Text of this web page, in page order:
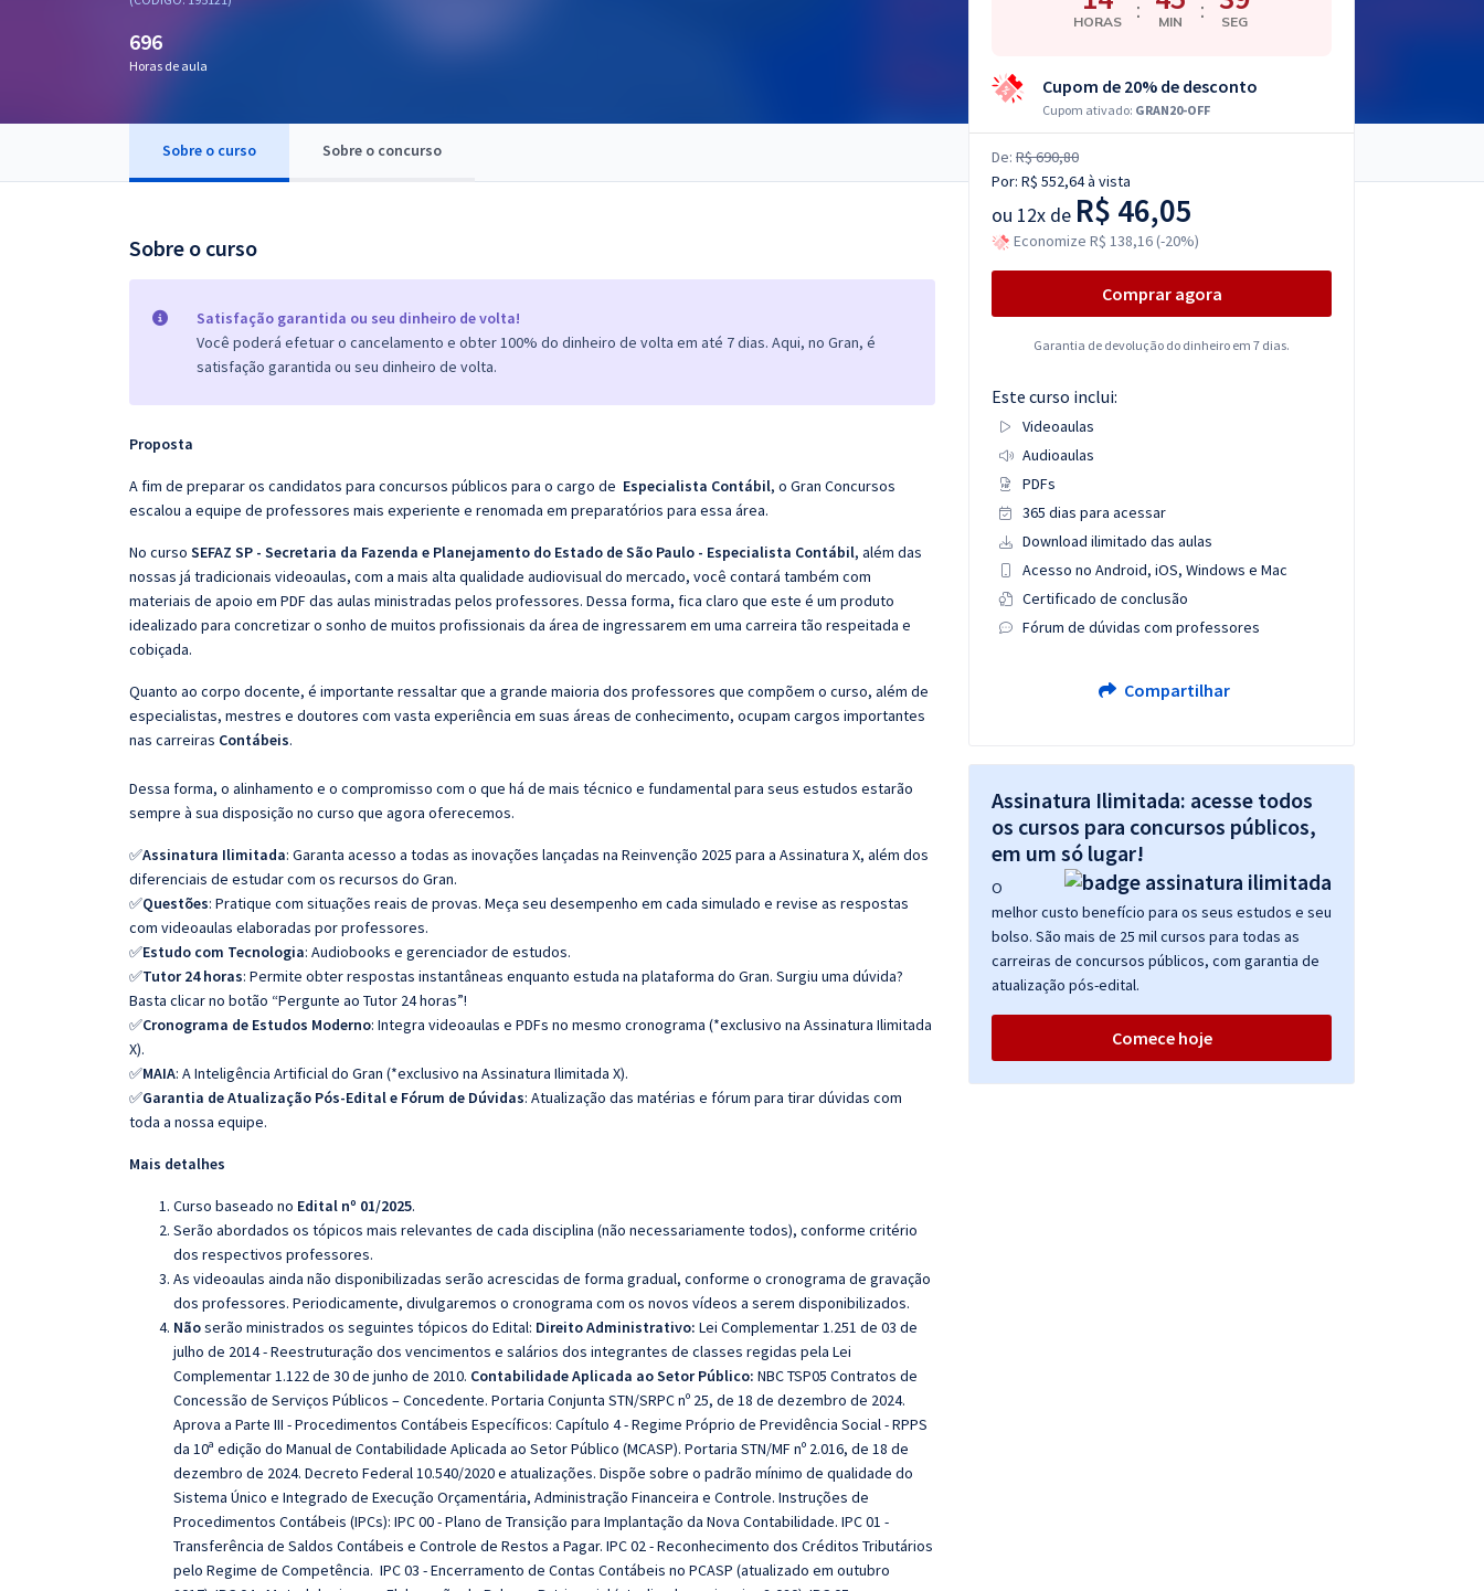
OAB
696
Horas de aula
Sobre o curso Sobre o concurso
Sobre o curso
Satisfação garantida ou seu dinheiro de volta!
Você poderá efetuar o cancelamento e obter 100% do dinheiro de volta em até 7 dias. Aqui, no Gran, é
satisfação garantida ou seu dinheiro de volta.
Proposta
A fim de preparar os candidatos para concursos públicos para o cargo de Especialista Contábil, o Gran Concursos
escalou a equipe de professores mais experiente e renomada em preparatórios para essa área.
No curso SEFAZ SP - Secretaria da Fazenda e Planejamento do Estado de São Paulo - Especialista Contábil, além das
nossas já tradicionais videoaulas, com a mais alta qualidade audiovisual do mercado, você contará também com
materiais de apoio em PDF das aulas ministradas pelos professores. Dessa forma, fica claro que este é um produto
idealizado para concretizar o sonho de muitos profissionais da área de ingressarem em uma carreira tão respeitada e
cobiçada.
Quanto ao corpo docente, é importante ressaltar que a grande maioria dos professores que compõem o curso, além de
especialistas, mestres e doutores com vasta experiência em suas áreas de conhecimento, ocupam cargos importantes
nas carreiras Contábeis.
Dessa forma, o alinhamento e o compromisso com o que há de mais técnico e fundamental para seus estudos estarão
sempre à sua disposição no curso que agora oferecemos.
✅Assinatura Ilimitada: Garanta acesso a todas as inovações lançadas na Reinvenção 2025 para a Assinatura X, além dos
diferenciais de estudar com os recursos do Gran.
✅Questões: Pratique com situações reais de provas. Meça seu desempenho em cada simulado e revise as respostas
com videoaulas elaboradas por professores.
✅Estudo com Tecnologia: Audiobooks e gerenciador de estudos.
✅Tutor 24 horas: Permite obter respostas instantâneas enquanto estuda na plataforma do Gran. Surgiu uma dúvida?
Basta clicar no botão “Pergunte ao Tutor 24 horas”!
✅Cronograma de Estudos Moderno: Integra videoaulas e PDFs no mesmo cronograma (*exclusivo na Assinatura Ilimitada
X).
✅MAIA: A Inteligência Artificial do Gran (*exclusivo na Assinatura Ilimitada X).
✅Garantia de Atualização Pós-Edital e Fórum de Dúvidas: Atualização das matérias e fórum para tirar dúvidas com
toda a nossa equipe.
Mais detalhes
Curso baseado no Edital nº 01/2025.
Serão abordados os tópicos mais relevantes de cada disciplina (não necessariamente todos), conforme critério
dos respectivos professores.
As videoaulas ainda não disponibilizadas serão acrescidas de forma gradual, conforme o cronograma de gravação
dos professores. Periodicamente, divulgaremos o cronograma com os novos vídeos a serem disponibilizados.
Nãoserão ministrados os seguintes tópicos do Edital: Direito Administrativo: Lei Complementar 1.251 de 03 de
julho de 2014 - Reestruturação dos vencimentos e salários dos integrantes de classes regidas pela Lei
Complementar 1.122 de 30 de junho de 2010. Contabilidade Aplicada ao Setor Público: NBC TSP05 Contratos de
Concessão de Serviços Públicos – Concedente. Portaria Conjunta STN/SRPC nº 25, de 18 de dezembro de 2024.
Aprova a Parte III - Procedimentos Contábeis Específicos: Capítulo 4 - Regime Próprio de Previdência Social - RPPS
da 10ª edição do Manual de Contabilidade Aplicada ao Setor Público (MCASP). Portaria STN/MF nº 2.016, de 18 de
dezembro de 2024. Decreto Federal 10.540/2020 e atualizações. Dispõe sobre o padrão mínimo de qualidade do
Sistema Único e Integrado de Execução Orçamentária, Administração Financeira e Controle. Instruções de
Procedimentos Contábeis (IPCs): IPC 00 - Plano de Transição para Implantação da Nova Contabilidade. IPC 01 -
Transferência de Saldos Contábeis e Controle de Restos a Pagar. IPC 02 - Reconhecimento dos Créditos Tributários
pelo Regime de Competência. IPC 03 - Encerramento de Contas Contábeis no PCASP (atualizado em outubro
HORAS : MIN : SEG
Cupom de 20% de desconto
Cupom ativado: GRAN20-OFF
De: R$ 690,80
Por: R$ 552,64à vista
ou 12x de R$ 46,05
Economize R$ 138,16 (-20%)
Comprar agora
Garantia de devolução do dinheiro em 7 dias.
Este curso inclui:
Videoaulas
Audioaulas
PDFs
365 dias para acessar
Download ilimitado das aulas
Acesso no Android, iOS, Windows e Mac
Certificado de conclusão
Fórum de dúvidas com professores
Compartilhar
Assinatura Ilimitada: acesse todos
os cursos para concursos públicos,
em um só lugar!
O
melhor custo benefício para os seus estudos e seu
bolso. São mais de 25 mil cursos para todas as
carreiras de concursos públicos, com garantia de
atualização pós-edital.
Comece hoje